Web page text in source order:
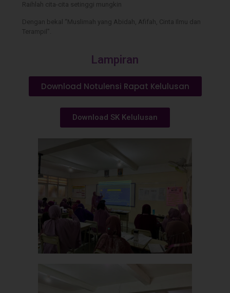
Raihlah cita-cita setinggi mungkin
Dengan bekal “Muslimah yang Abidah, Afifah, Cinta Ilmu dan
Terampil”.
Lampiran
Download Notulensi Rapat Kelulusan
Download SK Kelulusan